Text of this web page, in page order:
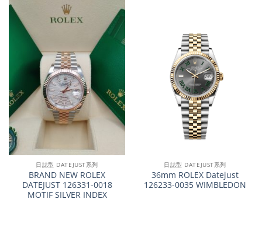
日誌型 DATEJUST系列
BRAND NEW ROLEX
DATEJUST 126331-0018
MOTIF SILVER INDEX
日誌型 DATEJUST系列
36mm ROLEX Datejust
126233-0035 WIMBLEDON